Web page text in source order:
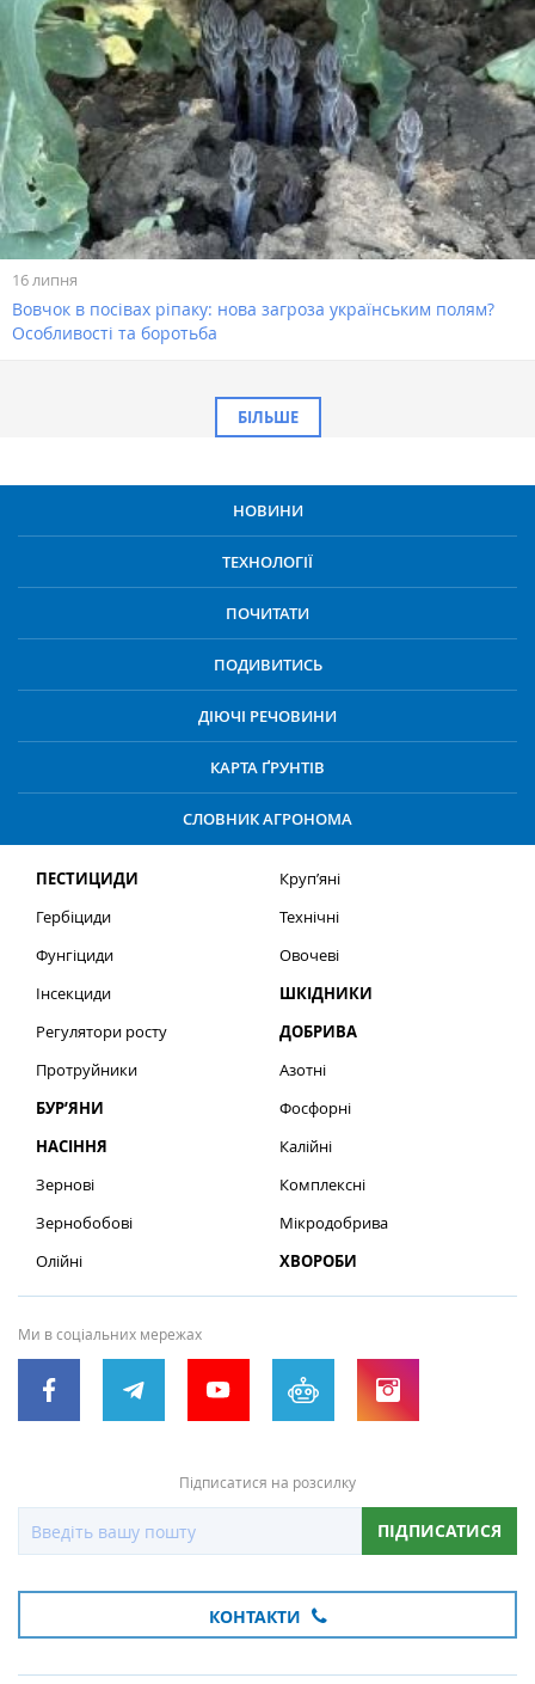
16 липня
Вовчок в посівах ріпаку: нова загроза українським полям?
Особливості та боротьба
БІЛЬШЕ
НОВИНИ
ТЕХНОЛОГІЇ
ПОЧИТАТИ
ПОДИВИТИСЬ
ДІЮЧІ РЕЧОВИНИ
КАРТА ҐРУНТІВ
СЛОВНИК АГРОНОМА
ПЕСТИЦИДИ
Гербіциди
Фунгіциди
Інсекциди
Регулятори росту
Протруйники
БУР’ЯНИ
НАСІННЯ
Зернові
Зернобобові
Олійні
Круп’яні
Технічні
Овочеві
ШКІДНИКИ
ДОБРИВА
Азотні
Фосфорні
Калійні
Комплексні
Мікродобрива
ХВОРОБИ
Ми в соціальних мережах
Підписатися на розсилку
ПІДПИСАТИСЯ
КОНТАКТИ